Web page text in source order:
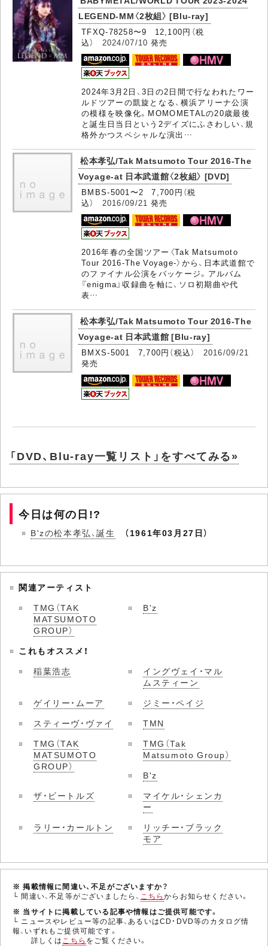
LEGEND-MM〈2枚組〉 [Blu-ray]
TFXQ-78258〜9 12,100円（税
込） 2024/07/10 発売
2024年3月2日、3日の2日間で行なわれたワー
ルドツアーの凱旋となる、横浜アリーナ公演
の模様を映像化。MOMOMETALの20歳最後
と誕生日当日という2デイズにふさわしい、規
格外かつスペシャルな演出…
松本孝弘/Tak Matsumoto Tour 2016-The
Voyage-at 日本武道館〈2枚組〉 [DVD]
BMBS-5001〜2 7,700円（税
込） 2016/09/21 発売
2016年春の全国ツアー〈Tak Matsumoto
Tour 2016-The Voyage-〉から、日本武道館で
のファイナル公演をパッケージ。アルバム
『enigma』収録曲を軸に、ソロ初期曲や代
表…
松本孝弘/Tak Matsumoto Tour 2016-The
Voyage-at 日本武道館 [Blu-ray]
BMXS-5001 7,700円（税込） 2016/09/21
発売
「DVD、Blu-ray一覧リスト」をすべてみる»
今日は何の日!?
B'zの松本孝弘、誕生 （1961年03月27日）
関連アーティスト
TMG（TAK
MATSUMOTO
GROUP）
B'z
これもオススメ！
稲葉浩志
イングヴェイ・マル
ムスティーン
ゲイリー・ムーア
ジミー・ペイジ
スティーヴ・ヴァイ
TMN
TMG（TAK
MATSUMOTO
GROUP）
TMG（Tak
Matsumoto Group）
B'z
ザ・ビートルズ
マイケル・シェンカ
ー
ラリー・カールトン
リッチー・ブラック
モア
※ 掲載情報に間違い、不足がございますか？
└ 間違い、不足等がございましたら、 こちらからお知らせください。
※ 当サイトに掲載している記事や情報はご提供可能です。
└ ニュースやレビュー等の記事、あるいはCD・DVD等のカタログ情
報、いずれもご提供可能です。
詳しくはこちら をご覧ください。